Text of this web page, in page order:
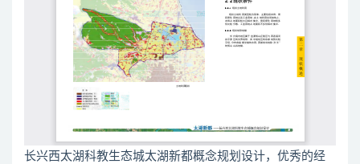
长兴西太湖科教生态城太湖新都概念规划设计，优秀的经